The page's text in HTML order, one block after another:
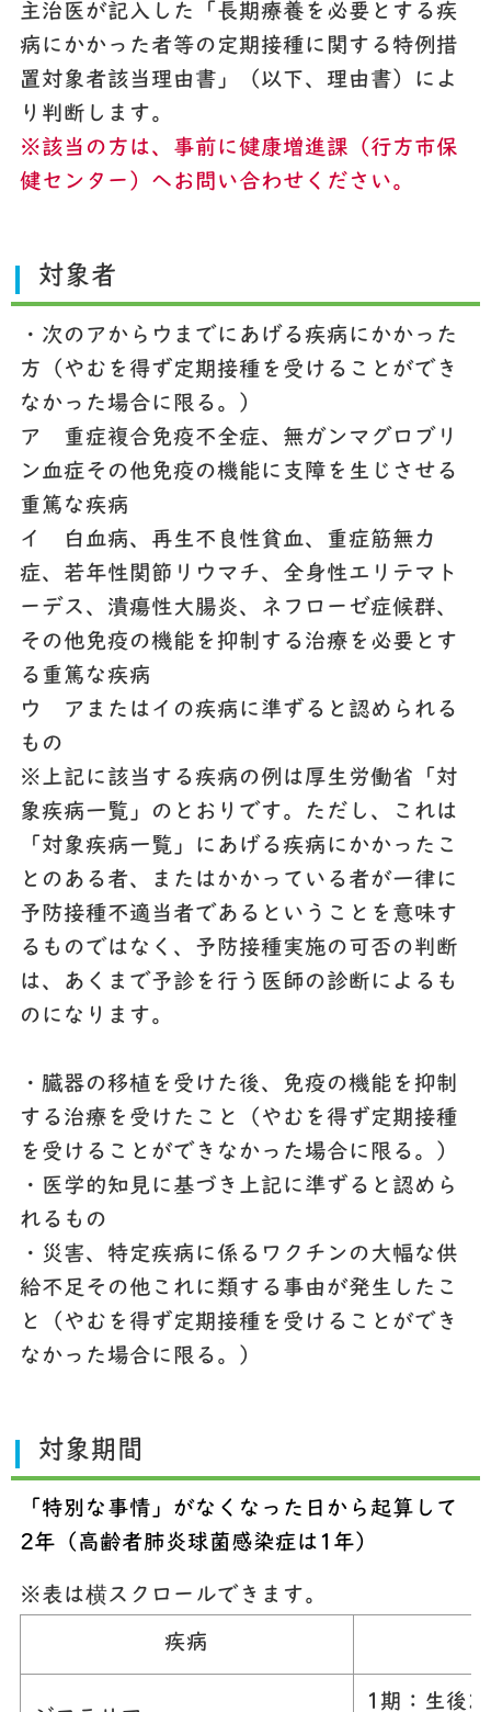
主治医が記入した「長期療養を必要とする疾
病にかかった者等の定期接種に関する特例措
置対象者該当理由書」（以下、理由書）によ
り判断します。
※該当の方は、事前に健康増進課（行方市保
健センター）へお問い合わせください。
対象者
・次のアからウまでにあげる疾病にかかった
方（やむを得ず定期接種を受けることができ
なかった場合に限る。）
ア 重症複合免疫不全症、無ガンマグロブリ
ン血症その他免疫の機能に支障を生じさせる
重篤な疾病
イ 白血病、再生不良性貧血、重症筋無力
症、若年性関節リウマチ、全身性エリテマト
ーデス、潰瘍性大腸炎、ネフローゼ症候群、
その他免疫の機能を抑制する治療を必要とす
る重篤な疾病
ウ アまたはイの疾病に準ずると認められる
もの
※上記に該当する疾病の例は厚生労働省「対
象疾病一覧」のとおりです。ただし、これは
「対象疾病一覧」にあげる疾病にかかったこ
とのある者、またはかかっている者が一律に
予防接種不適当者であるということを意味す
るものではなく、予防接種実施の可否の判断
は、あくまで予診を行う医師の診断によるも
のになります。
・臓器の移植を受けた後、免疫の機能を抑制
する治療を受けたこと（やむを得ず定期接種
を受けることができなかった場合に限る。）
・医学的知見に基づき上記に準ずると認めら
れるもの
・災害、特定疾病に係るワクチンの大幅な供
給不足その他これに類する事由が発生したこ
と（やむを得ず定期接種を受けることができ
なかった場合に限る。）
対象期間
「特別な事情」がなくなった日から起算して
2年（高齢者肺炎球菌感染症は1年）
※表は横スクロールできます。
疾病
1期：生後2